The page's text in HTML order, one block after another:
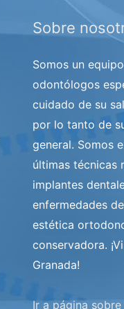
Sobre
Somos un
odontólogos
cuidado de su
por lo tanto de
general. Somos
últimas técnicas
implantes
enfermedades
estética
conservadora.
Granada!
Ir a página